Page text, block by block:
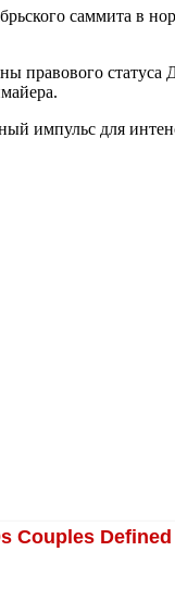
саммита в
правового статуса
импульс для